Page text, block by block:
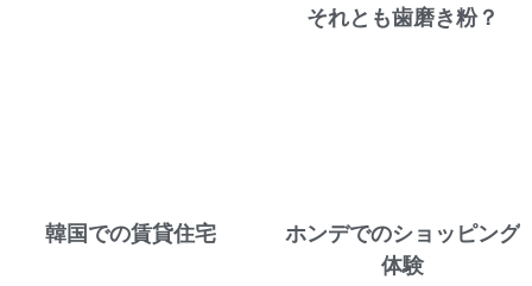
それとも歯磨き粉？
韓国での賃貸住宅
ホンデでのショッピング
体験